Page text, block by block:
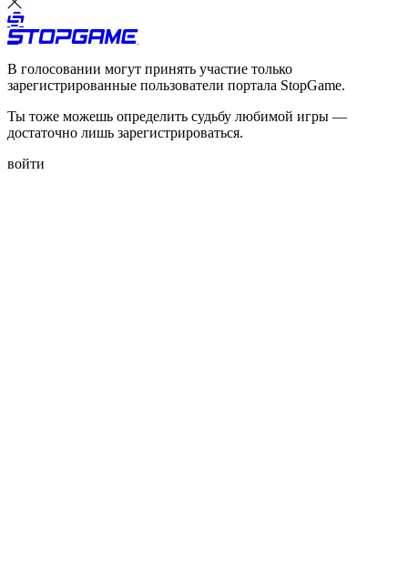
В голосовании могут принять участие только
зарегистрированные пользователи портала StopGame.
Ты тоже можешь определить судьбу любимой игры —
достаточно лишь зарегистрироваться.
войти